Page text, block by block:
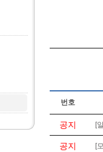
번호
공지 [
공지 [